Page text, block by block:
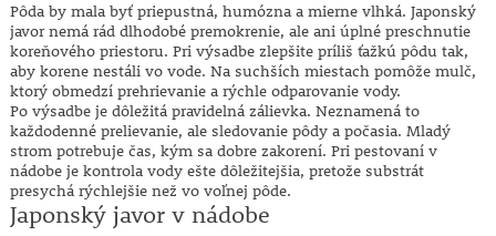
Pôda by mala byť priepustná, humózna a mierne vlhká. Japonský
javor nemá rád dlhodobé premokrenie, ale ani úplné preschnutie
koreňového priestoru. Pri výsadbe zlepšite príliš ťažkú pôdu tak,
aby korene nestáli vo vode. Na suchších miestach pomôže mulč,
ktorý obmedzí prehrievanie a rýchle odparovanie vody.
Po výsadbe je dôležitá pravidelná zálievka. Neznamená to
každodenné prelievanie, ale sledovanie pôdy a počasia. Mladý
strom potrebuje čas, kým sa dobre zakorení. Pri pestovaní v
nádobe je kontrola vody ešte dôležitejšia, pretože substrát
presychá rýchlejšie než vo voľnej pôde.
Japonský javor v nádobe